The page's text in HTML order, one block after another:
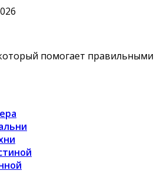
помогает правильными